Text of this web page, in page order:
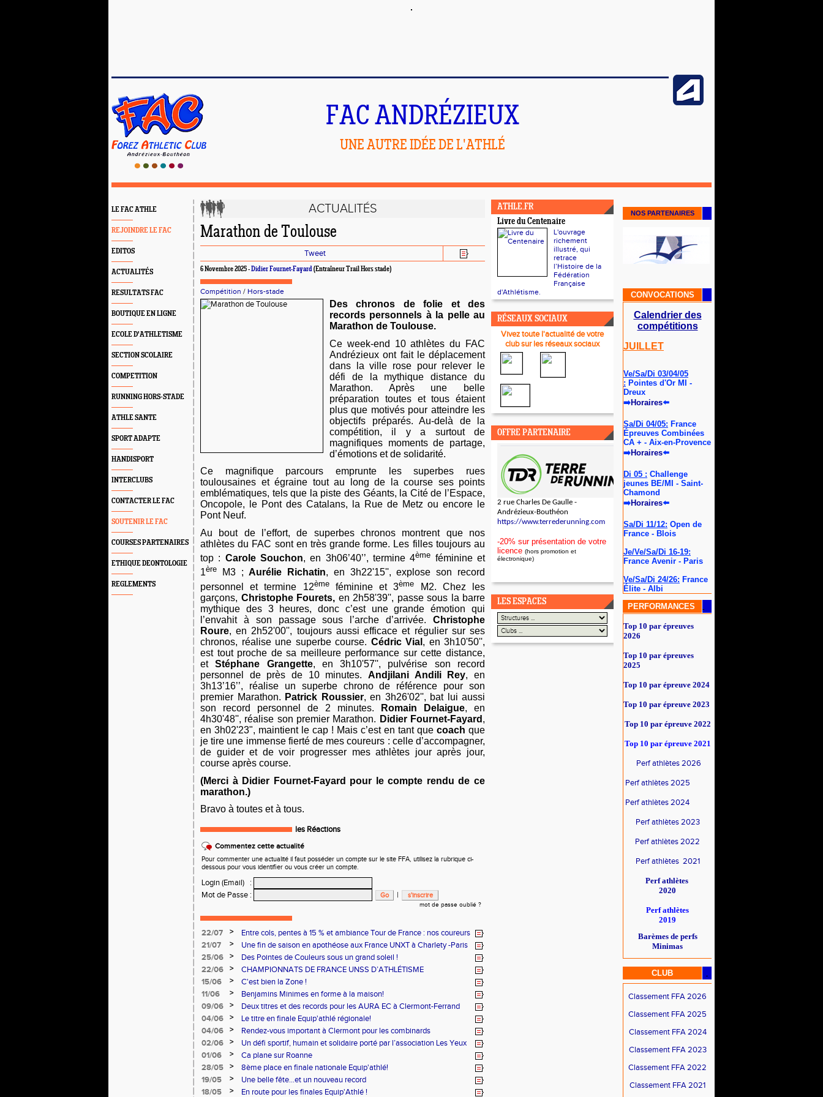
FAC ANDRÉZIEUX
UNE AUTRE IDÉE DE L'ATHLÉ
LE FAC ATHLE
REJOINDRE LE FAC
EDITOS
ACTUALITÉS
RESULTATS FAC
BOUTIQUE EN LIGNE
ECOLE D'ATHLETISME
SECTION SCOLAIRE
COMPETITION
RUNNING HORS-STADE
ATHLE SANTE
SPORT ADAPTE
HANDISPORT
INTERCLUBS
CONTACTER LE FAC
SOUTENIR LE FAC
COURSES PARTENAIRES
ETHIQUE DEONTOLOGIE
REGLEMENTS
ACTUALITÉS
Marathon de Toulouse
Tweet
6 Novembre 2025 -Didier Fournet-Fayard(Entraîneur Trail Hors stade)
Compétition / Hors-stade
Des chronos de folie et des
records personnels à la pelle au
Marathon de Toulouse.
Ce week-end 10 athlètes du FAC
Andrézieux ont fait le déplacement
dans la ville rose pour relever le
défi de la mythique distance du
Marathon. Après une belle
préparation toutes et tous étaient
plus que motivés pour atteindre les
objectifs préparés. Au-delà de la
compétition, il y a surtout de
magnifiques moments de partage,
d’émotions et de solidarité.
Ce magnifique parcours emprunte les superbes rues
toulousaines et égraine tout au long de la course ses points
emblématiques, tels que la piste des Géants, la Cité de l’Espace,
Oncopole, le Pont des Catalans, la Rue de Metz ou encore le
Pont Neuf.
Au bout de l’effort, de superbes chronos montrent que nos
athlètes du FAC sont en très grande forme. Les filles toujours au
top : Carole Souchon, en 3h06’40’’, termine 4ème féminine et
1ère M3 ;Aurélie Richatin, en 3h22'15'', explose son record
personnel et termine 12èmeféminine et 3ème M2. Chez les
garçons, Christophe Fourets, en 2h58'39'', passe sous la barre
mythique des 3 heures, donc c’est une grande émotion qui
l’envahit à son passage sous l’arche d’arrivée. Christophe
Roure, en 2h52'00'', toujours aussi efficace et régulier sur ses
chronos, réalise une superbe course. Cédric Vial , en 3h10'50'',
est tout proche de sa meilleure performance sur cette distance,
etStéphane Grangette, en 3h10'57'', pulvérise son record
personnel de près de 10 minutes. Andjilani Andili Rey, en
3h13’16’’, réalise un superbe chrono de référence pour son
premier Marathon. Patrick Roussier, en 3h26'02'', bat lui aussi
son record personnel de 2 minutes.
Romain Delaigue, en
4h30'48'', réalise son premier Marathon. Didier Fournet-Fayard ,
en 3h02'23", maintient le cap ! Mais c’est en tant que coach que
je tire une immense fierté de mes coureurs : celle d’accompagner,
de guider et de voir progresser mes athlètes jour après jour,
course après course.
(Merci à Didier Fournet-Fayard pour le compte rendu de ce
marathon.)
Bravo à toutes et à tous.
les Réactions
Commentez cette actualité
Pour commenter une actualité il faut posséder un compte sur le site FFA, utilisez la rubrique ci-
dessous pour vous identifier ou vous créer un compte.
Login (Email)
:
Mot de Passe : |
mot de passe oublié ?
22/07 >
Entre cols, pentes à 15 % et ambiance Tour de France : nos coureurs
ont relevé le défi !
21/07 >
Une fin de saison en apothéose aux France UNXT à Charlety -Paris
25/06
>
Des Pointes de Couleurs sous un grand soleil !
22/06
>
CHAMPIONNATS DE FRANCE UNSS D’ATHLÉTISME
15/06
>
C'est bien la Zone !
11/06
>
Benjamins Minimes en forme à la maison!
09/06
>
Deux titres et des records pour les AURA EC à Clermont-Ferrand
04/06
>
Le titre en finale Equip'athlé régionale!
04/06
>
Rendez-vous important à Clermont pour les combinards
02/06
>
Un défi sportif, humain et solidaire porté par l’association Les Yeux
du Cœur.
01/06 >
Ca plane sur Roanne
28/05
>
8ème place en finale nationale Equip'athlé!
19/05
>
Une belle fête...et un nouveau record
18/05
> En route pour les finales Equip'Athlé !
ATHLE.FR
Livre du Centenaire
L'ouvrage
richement
illustré, qui
retrace
l’Histoire de la
Fédération
Française
d'Athlétisme.
RÉSEAUX SOCIAUX
Vivez toute l'actualité de votre
club sur les réseaux sociaux
OFFRE PARTENAIRE
2 rue Charles De Gaulle -
Andrézieux-Bouthéon
https://www.terrederunning.com
-20% sur présentation de votre
licence (hors promotion et
électronique)
LES ESPACES
NOS PARTENAIRES
CONVOCATIONS
Calendrier des
compétitions
JUILLET
Ve/Sa/Di 03/04/05
: Pointes d'Or MI -
Dreux
➡Horaires⬅️
Sa/Di 04/05: France
Épreuves Combinées
CA + - Aix-en-Provence
➡Horaires⬅️
Di 05 : Challenge
jeunes BE/MI - Saint-
Chamond
➡Horaires⬅️
Sa/Di 11/12: Open de
France - Blois
Je/Ve/Sa/Di 16-19:
France Avenir - Paris
Ve/Sa/Di 24/26: France
Élite - Albi
PERFORMANCES
Top 10 par épreuves
2026
Top 10 par épreuves
2025
Top 10 par épreuve 2024
Top 10 par épreuve 2023
Top 10 par épreuve 2022
Top 10 par épreuve2021
Perf athlètes 2026
Perf athlètes 2025
Perf athlètes 2024
Perf athlètes 2023
Perf athlètes 2022
Perf athlètes 2021
Perf athlètes
2020
Perf athlètes
2019
Barèmes de perfs
Minimas
CLUB
Classement FFA 2026
Classement FFA 2025
Classement FFA 2024
Classement FFA 2023
Classement FFA 2022
Classement FFA 2021